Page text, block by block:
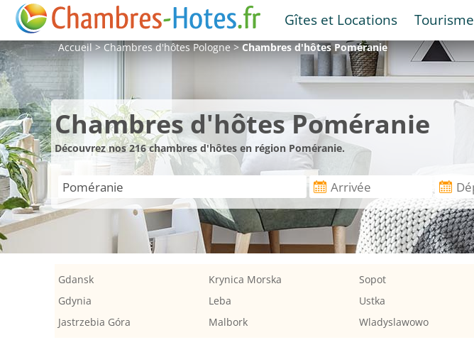
Gîtes et Locations Tourisme
Accueil>Chambres d'hôtesPologne>Chambres d'hôtesPoméranie
Chambres d'hôtes Poméranie
Découvrez nos 216 chambres d'hôtes en région Poméranie.
Gdansk
Gdynia
Jastrzebia Góra
Krynica Morska
Leba
Malbork
Sopot
Ustka
Wladyslawowo